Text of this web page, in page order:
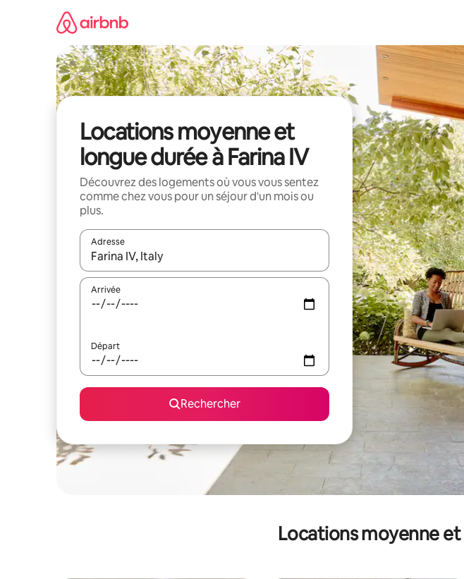
Locations moyenne et
longue durée à Farina IV
Découvrez des logements où vous vous sentez
comme chez vous pour un séjour d'un mois ou
plus.
Adresse
Lorsque les résultats s'affichent, utilisez les flèches vers le haut et vers le bas
Arrivée
Départ
Rechercher
Locations moyenne